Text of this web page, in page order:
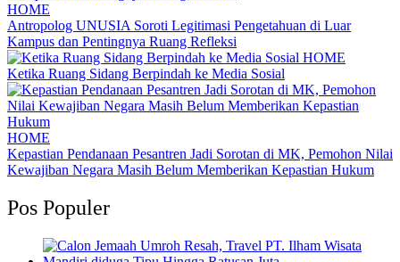
HOME
Antropolog UNUSIA Soroti Legitimasi Pengetahuan di Luar
Kampus dan Pentingnya Ruang Refleksi
HOME
Ketika Ruang Sidang Berpindah ke Media Sosial
HOME
Kepastian Pendanaan Pesantren Jadi Sorotan di MK, Pemohon Nilai
Kewajiban Negara Masih Belum Memberikan Kepastian Hukum
Pos Populer